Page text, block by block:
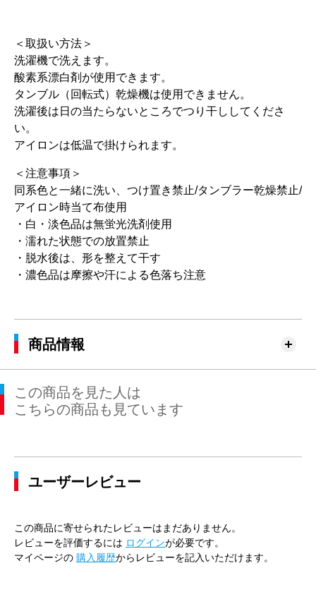
＜取扱い方法＞
洗濯機で洗えます。
酸素系漂白剤が使用できます。
タンブル（回転式）乾燥機は使用できません。
洗濯後は日の当たらないところでつり干ししてくださ
い。
アイロンは低温で掛けられます。
＜注意事項＞
同系色と一緒に洗い、つけ置き禁止/タンブラー乾燥禁止/
アイロン時当て布使用
・白・淡色品は無蛍光洗剤使用
・濡れた状態での放置禁止
・脱水後は、形を整えて干す
・濃色品は摩擦や汗による色落ち注意
商品情報
この商品を見た人は
こちらの商品も見ています
ユーザーレビュー
この商品に寄せられたレビューはまだありません。
レビューを評価するには ログインが必要です。
マイページの 購入履歴からレビューを記入いただけます。